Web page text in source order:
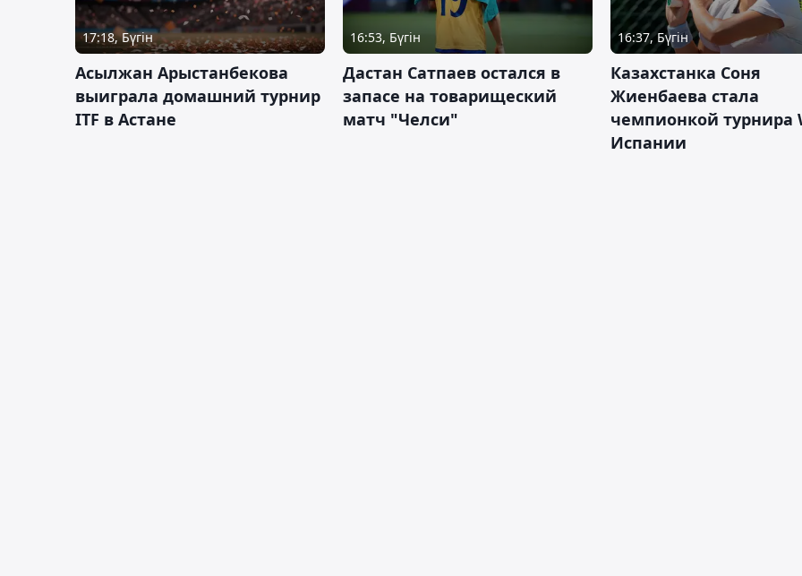
17:18, Бүгін
Асылжан Арыстанбекова
выиграла домашний турнир
ITF в Астане
16:53, Бүгін
Дастан Сатпаев остался в
запасе на товарищеский
матч "Челси"
16:37, Бүгін
Казахстанка Соня
Жиенбаева стала
чемпионкой турнира
Испании